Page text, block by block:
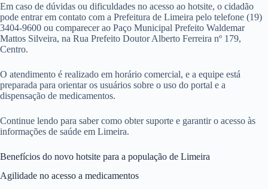
Em caso de dúvidas ou dificuldades no acesso ao hotsite, o cidadão
pode entrar em contato com a Prefeitura de Limeira pelo telefone (19)
3404-9600 ou comparecer ao Paço Municipal Prefeito Waldemar
Mattos Silveira, na Rua Prefeito Doutor Alberto Ferreira nº 179,
Centro.
O atendimento é realizado em horário comercial, e a equipe está
preparada para orientar os usuários sobre o uso do portal e a
dispensação de medicamentos.
Continue lendo para saber como obter suporte e garantir o acesso às
informações de saúde em Limeira.
Benefícios do novo hotsite para a população de Limeira
Agilidade no acesso a medicamentos